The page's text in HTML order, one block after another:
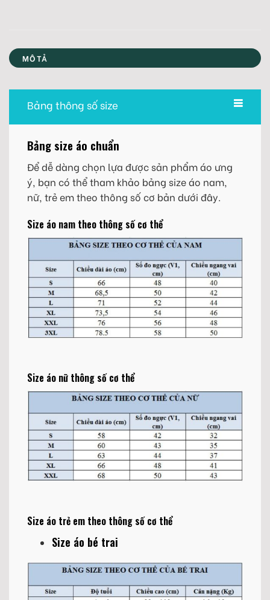
MÔ TẢ
Bảng thông số size
Bảng size áo chuẩn
Để dễ dàng chọn lựa được sản phẩm áo ưng
ý, bạn có thể tham khảo bảng size áo nam,
nữ, trẻ em theo thông số cơ bản dưới đây.
Size áo nam theo thông số cơ thể
Size áo nữ thông số cơ thể
Size áo trẻ em theo thông số cơ thể
Size áo bé trai